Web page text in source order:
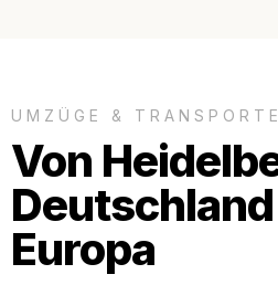
UMZÜGE & TRANSPORTE
Von
Europa